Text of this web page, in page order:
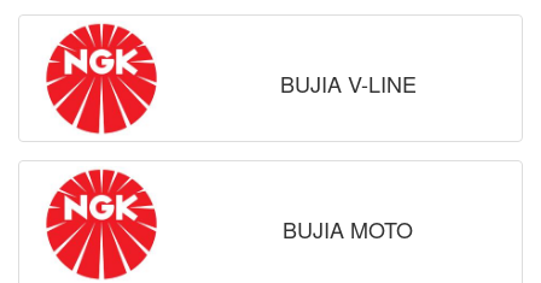
BUJIA V-LINE
BUJIA MOTO